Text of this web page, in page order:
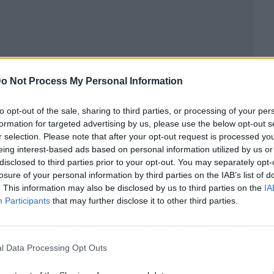
Not Process My Personal Information
opt-out of the sale, sharing to third parties, or processing of your
for targeted advertising by us, please use the below opt-out
selection. Please note that after your opt-out request is processed
interest-based ads based on personal information utilized by us
to third parties prior to your opt-out. You may separately
of your personal information by third parties on the IAB’s list of
This information may also be disclosed by us to third parties on the
Participants that may further disclose it to other third parties.
Data Processing Opt Outs
sin ser nombrada. Cuando los periódicos
pantalla se convierte en un refugio. Bajo la
rozar la verdad sin exponerla, disfrazándose
el cine trabaja con la emoción y
lo innombrable: la represión de una dictadura
sistema a través de la historia íntima de una
en una denuncia.